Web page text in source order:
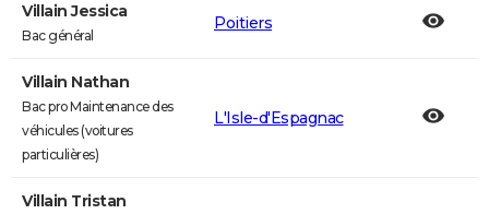
Villain Jessica
Bac général
Poitiers
Villain Nathan
Bac pro Maintenance des
véhicules (voitures
particulières)
L'Isle-d'Espagnac
Villain Tristan